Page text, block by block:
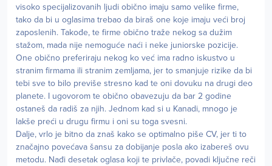
visoko specijalizovanih ljudi obično imaju samo velike firme,
tako da bi u oglasima trebao da biraš one koje imaju veći broj
zaposlenih. Takođe, te firme obično traže nekog sa dužim
stažom, mada nije nemoguće naći i neke juniorske pozicije.
One obično preferiraju nekog ko već ima radno iskustvo u
stranim firmama ili stranim zemljama, jer to smanjuje rizike da bi
tebi sve to bilo previše stresno kad te oni dovuku na drugi deo
planete. I ugovorom te obično obavezuju da bar 2 godine
ostaneš da radiš za njih. Jednom kad si u Kanadi, mnogo je
lakše preći u drugu firmu i oni su toga svesni.
Dalje, vrlo je bitno da znaš kako se optimalno piše CV, jer ti to
značajno povećava šansu za dobijanje posla ako izabereš ovu
metodu. Nađi desetak oglasa koji te privlače, povadi ključne reči